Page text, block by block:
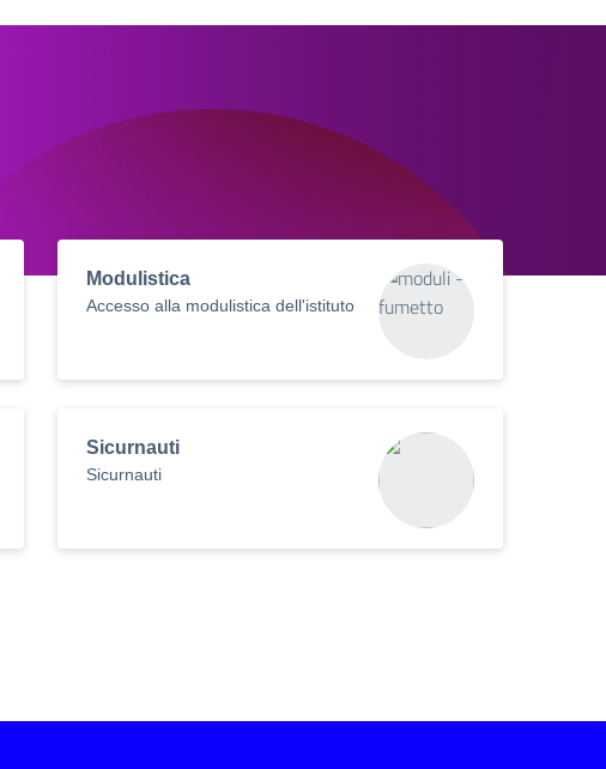
Modulistica
Accesso alla modulistica dell'istituto
Sicurnauti
Sicurnauti